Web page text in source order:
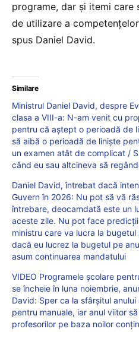
programe, dar și itemi
de utilizare a
spus Daniel David.
Similare
Ministrul Daniel David, despre
clasa a VIII-a: N-am venit cu
pentru că aștept o perioadă de
să aibă o perioadă de liniște
un examen atât de complicat /
când eu sau altcineva să
Daniel David, întrebat dacă
Guvern în 2026: Nu pot să vă
întrebare, deocamdată este un
aceste zile. Nu pot face
ministru care va lucra la
dacă eu lucrez la bugetul pe
asum continuarea mandatului
VIDEO Programele școlare
se încheie în luna noiembrie,
David: Sper ca la sfârșitul
pentru manuale, iar anul viitor
profesorilor pe baza noilor